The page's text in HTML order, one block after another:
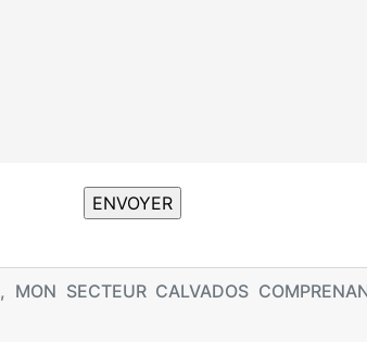
, MON SECTEUR CALVADOS